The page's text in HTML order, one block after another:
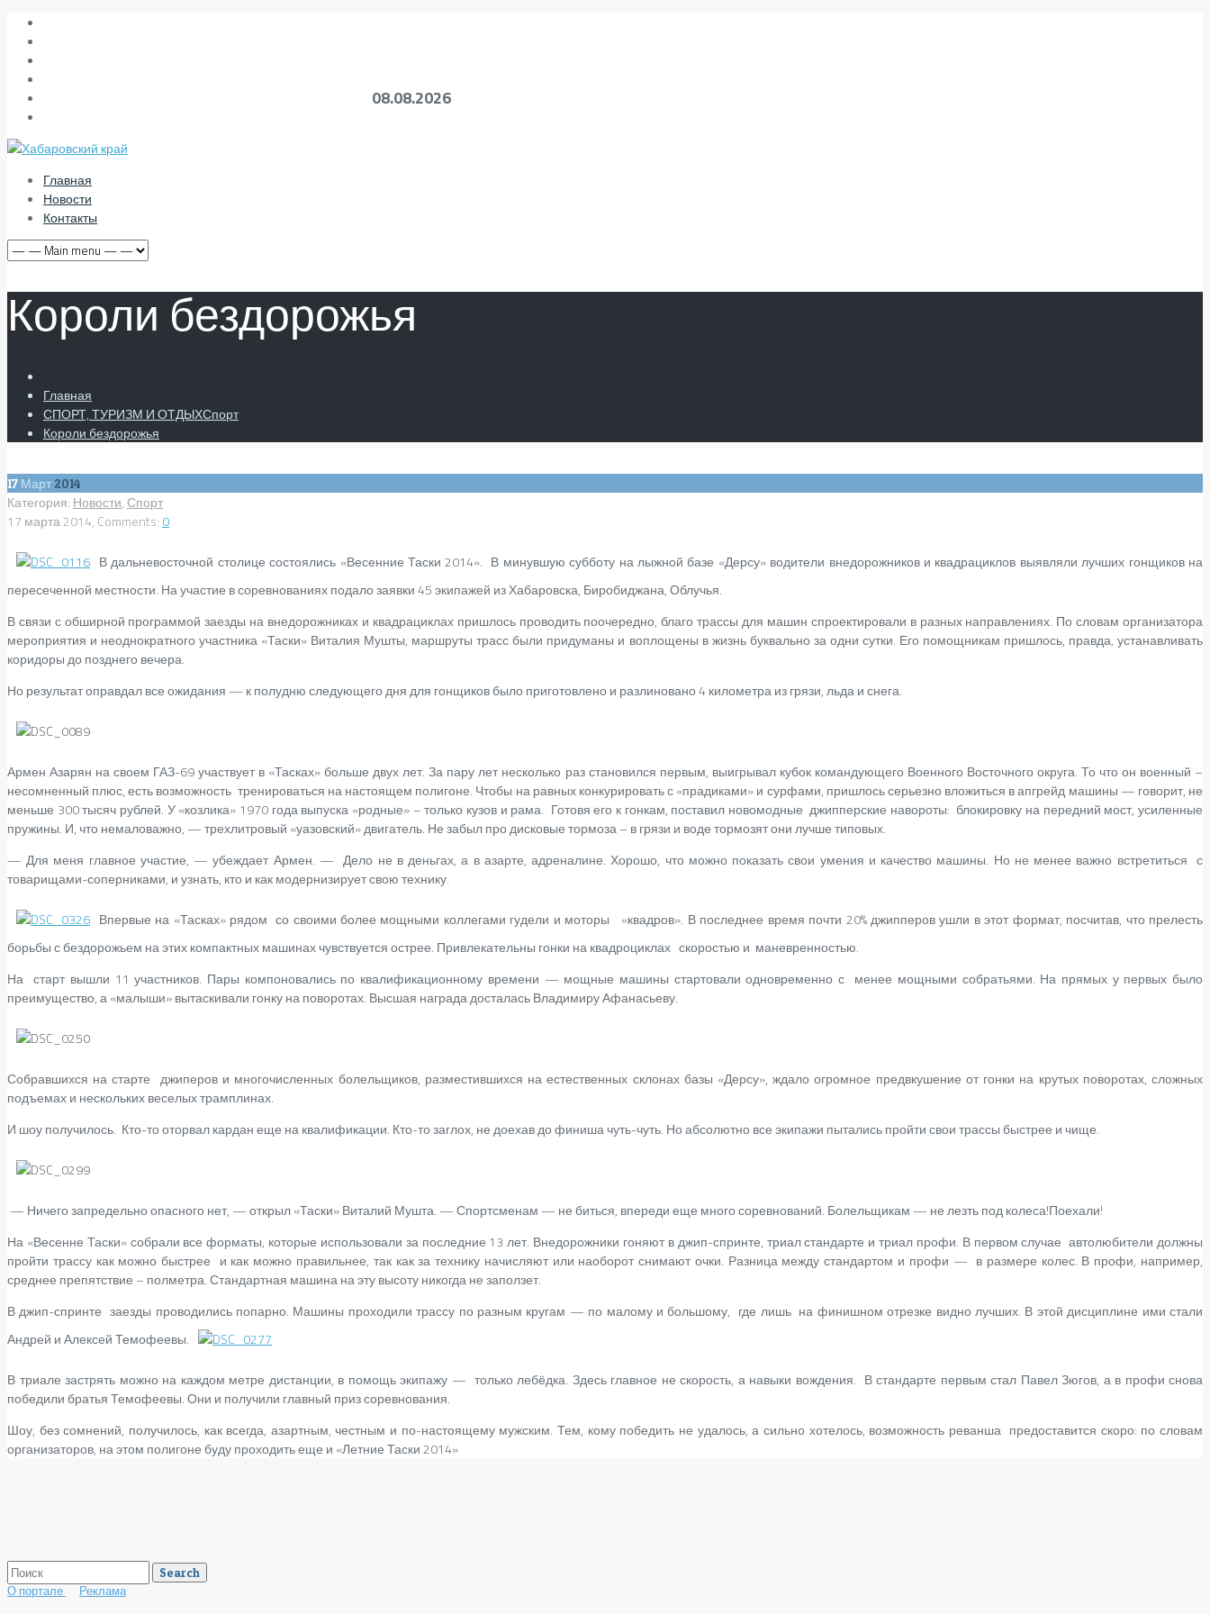
08.08.2026
Главная
Новости
Контакты
Короли бездорожья
Главная
СПОРТ, ТУРИЗМ И ОТДЫХСпорт
Короли бездорожья
17 Март2014
Категория: Новости, Спорт
17 марта 2014, Comments: 0
В дальневосточной столице состоялись «Весенние Таски 2014». В минувшую субботу на лыжной базе «Дерсу» водители внедорожников и квадрациклов выявляли лучших гонщиков на
пересеченной местности. На участие в соревнованиях подало заявки 45 экипажей из Хабаровска, Биробиджана, Облучья.
В связи с обширной программой заезды на внедорожниках и квадрациклах пришлось проводить поочередно, благо трассы для машин спроектировали в разных направлениях. По словам организатора
мероприятия и неоднократного участника «Таски» Виталия Мушты, маршруты трасс были придуманы и воплощены в жизнь буквально за одни сутки. Его помощникам пришлось, правда, устанавливать
коридоры до позднего вечера.
Но результат оправдал все ожидания — к полудню следующего дня для гонщиков было приготовлено и разлиновано 4 километра из грязи, льда и снега.
Армен Азарян на своем ГАЗ-69 участвует в «Тасках» больше двух лет. За пару лет несколько раз становился первым, выигрывал кубок командующего Военного Восточного округа. То что он военный –
несомненный плюс, есть возможность тренироваться на настоящем полигоне. Чтобы на равных конкурировать с «прадиками» и сурфами, пришлось серьезно вложиться в апгрейд машины — говорит, не
меньше 300 тысяч рублей. У «козлика» 1970 года выпуска «родные» – только кузов и рама. Готовя его к гонкам, поставил новомодные джипперские навороты: блокировку на передний мост, усиленные
пружины. И, что немаловажно, — трехлитровый «уазовский» двигатель. Не забыл про дисковые тормоза – в грязи и воде тормозят они лучше типовых.
—Для меня главное участие, — убеждает Армен. — Дело не в деньгах, а в азарте, адреналине. Хорошо, что можно показать свои умения и качество машины. Но не менее важно встретиться с
товарищами-соперниками, и узнать, кто и как модернизирует свою технику.
Впервые на «Тасках» рядом со своими более мощными коллегами гудели и моторы «квадров». В последнее время почти 20% джипперов ушли в этот формат, посчитав, что прелесть
борьбы с бездорожьем на этих компактных машинах чувствуется острее. Привлекательны гонки на квадроциклах скоростью и маневренностью.
На старт вышли 11 участников. Пары компоновались по квалификационному времени — мощные машины стартовали одновременно с менее мощными собратьями. На прямых у первых было
преимущество, а «малыши» вытаскивали гонку на поворотах. Высшая награда досталась Владимиру Афанасьеву.
Собравшихся на старте джиперов и многочисленных болельщиков, разместившихся на естественных склонах базы «Дерсу», ждало огромное предвкушение от гонки на крутых поворотах, сложных
подъемах и нескольких веселых трамплинах.
И шоу получилось. Кто-то оторвал кардан еще на квалификации. Кто-то заглох, не доехав до финиша чуть-чуть. Но абсолютно все экипажи пытались пройти свои трассы быстрее и чище.
— Ничего запредельно опасного нет, — открыл «Таски» Виталий Мушта. — Спортсменам — не биться, впереди еще много соревнований. Болельщикам — не лезть под колеса!Поехали!
На «Весенне Таски» собрали все форматы, которые использовали за последние 13лет. Внедорожники гоняют в джип-спринте, триал стандарте и триал профи. В первом случае автолюбители должны
пройти трассу как можно быстрее и как можно правильнее, так как за технику начисляют или наоборот снимают очки. Разница между стандартом и профи — в размере колес. В профи, например,
среднее препятствие – полметра. Стандартная машина на эту высоту никогда не заползет.
В джип-спринте заезды проводились попарно. Машины проходили трассу по разным кругам — по малому и большому, где лишь на финишном отрезке видно лучших. В этой дисциплине ими стали
Андрей и Алексей Темофеевы.
В триале застрять можно на каждом метре дистанции, в помощь экипажу — только лебёдка. Здесь главное не скорость, а навыки вождения. В стандарте первым стал Павел Зюгов, а в профи снова
победили братья Темофеевы. Они и получили главный приз соревнования.
Шоу, без сомнений, получилось, как всегда, азартным, честным и по-настоящему мужским. Тем, кому победить не удалось, а сильно хотелось, возможность реванша предоставится скоро: по словам
организаторов, на этом полигоне буду проходить еще и «Летние Таски 2014»
О портале Реклама